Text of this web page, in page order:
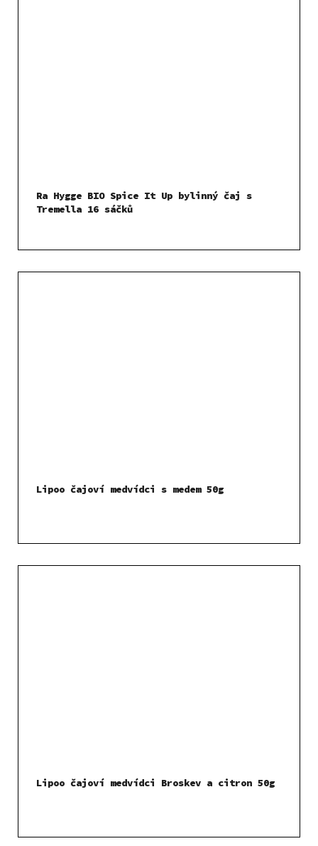
Ra Hygge BIO Spice It Up bylinný čaj s
Tremella 16 sáčků
Lipoo čajoví medvídci s medem 50g
Lipoo čajoví medvídci Broskev a citron 50g